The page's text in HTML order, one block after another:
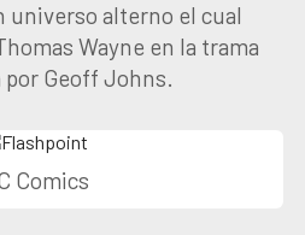
universo alterno el cual
Wayne en la trama
Geoff Johns.
Comics